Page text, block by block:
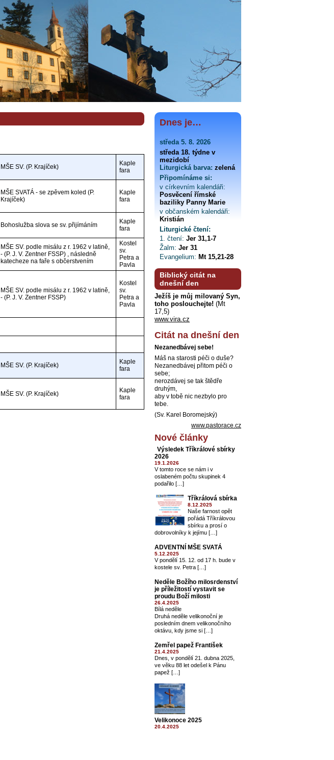
MŠE SV. (P. Krajíček)
Kaple
fara
MŠE SVATÁ - se zpěvem koled (P.
Krajíček)
Kaple
fara
Bohoslužba slova se sv. přijímáním
Kaple
fara
MŠE SV. podle misálu z r. 1962 v latině,
- (P. J. V. Zentner FSSP) , následně
katecheze na faře s občerstvením
Kostel
sv.
Petra a
Pavla
MŠE SV. podle misálu z r. 1962 v latině,
- (P. J. V. Zentner FSSP)
Kostel
sv.
Petra a
Pavla
MŠE SV. (P. Krajíček)
Kaple
fara
MŠE SV. (P. Krajíček)
Kaple
fara
Dnes je…
středa 5. 8. 2026
středa 18. týdne v
mezidobí
Liturgická barva: zelená
Připomínáme si:
v církevním kalendáři:
Posvěcení římské
baziliky Panny Marie
v občanském kalendáři:
Kristián
Liturgické čtení:
1. čtení: Jer 31,1-7
Žalm: Jer 31
Evangelium: Mt 15,21-28
Biblický citát na
dnešní den
Ježíš je můj milovaný Syn,
toho poslouchejte! (Mt
17,5)
www.vira.cz
Citát na dnešní den
Nezanedbávej sebe!
Máš na starosti péči o duše?
Nezanedbávej přitom péči o
sebe;
nerozdávej se tak štědře
druhým,
aby v tobě nic nezbylo pro
tebe.
(Sv. Karel Boromejský)
www.pastorace.cz
Nové články
Výsledek Tříkrálové sbírky
2026
19.1.2026
V tomto roce se nám i v
oslabeném počtu skupinek 4
podařilo […]
Tříkrálová sbírka
8.12.2025
Naše farnost opět
pořádá Tříkrálovou
sbírku a prosí o
dobrovolníky k jejímu […]
ADVENTNÍ MŠE SVATÁ
5.12.2025
V pondělí 15. 12. od 17 h. bude v
kostele sv. Petra […]
Neděle Božího milosrdenství
je příležitostí vystavit se
proudu Boží milosti
26.4.2025
Bílá neděle
Druhá neděle velikonoční je
posledním dnem velikonočního
oktávu, kdy jsme si […]
Zemřel papež František
21.4.2025
Dnes, v pondělí 21. dubna 2025,
ve věku 88 let odešel k Pánu
papež […]
Velikonoce 2025
20.4.2025